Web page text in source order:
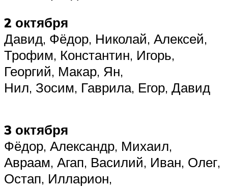
2 октября
Давид, Фёдор, Николай, Алексей,
Трофим, Константин, Игорь,
Георгий, Макар, Ян,
Нил, Зосим, Гаврила, Егор, Давид
3 октября
Фёдор, Александр, Михаил,
Авраам, Агап, Василий, Иван, Олег,
Остап, Илларион,